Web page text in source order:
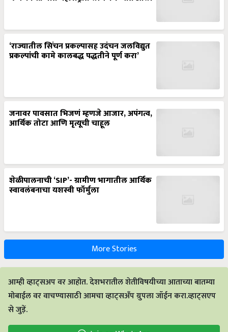
‘राज्यातील सिंचन प्रकल्पासह उदंचन जलविद्युत
प्रकल्पांची कामे कालबद्ध पद्धतीने पूर्ण करा’
जनावर पावसात भिजणं म्हणजे आजार, अपंगत्व,
आर्थिक तोटा आणि मृत्यूची चाहूल
शेळीपालनाची ‘SIP’- ग्रामीण भागातील आर्थिक
स्वावलंबनाचा यशस्वी फॉर्मुला
More Stories
आम्ही व्हाट्सअप वर आहोत. देशभरातील शेतीविषयीच्या आताच्या बातम्या
मोबाईल वर वाचण्यासाठी आमचा व्हाट्सअँप ग्रुपला जॉईन करा.व्हाट्सएप
से जुड़ें.